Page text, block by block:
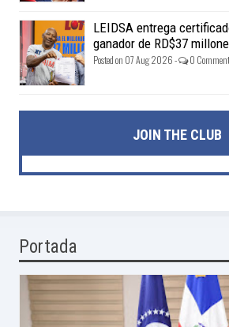
LEIDSA entrega
ganador de RD$37
Posted on 07 Aug 2026 - 0
JOIN THE CLUB
Portada